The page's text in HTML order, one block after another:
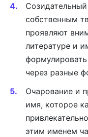
собственным
проявляют
литературе и
через разные
Очарование и
имя, которое
этим именем